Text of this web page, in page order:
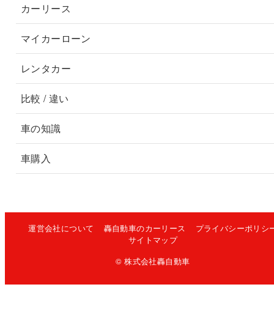
カーリース
マイカーローン
レンタカー
比較 / 違い
車の知識
車購入
運営会社について 轟自動車のカーリース
プライバシーポリシ
サイトマップ
© 株式会社轟自動車